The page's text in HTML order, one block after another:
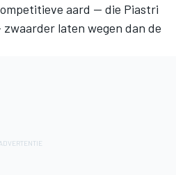
aard — die Piastri
laten wegen dan de